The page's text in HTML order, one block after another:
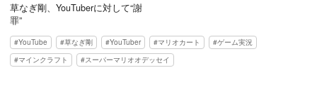
草なぎ剛、YouTuberに対して“謝
罪”
YouTube 草なぎ剛 YouTuber マリオカート
ゲーム実況
マインクラフト
スーパーマリオオデッセイ